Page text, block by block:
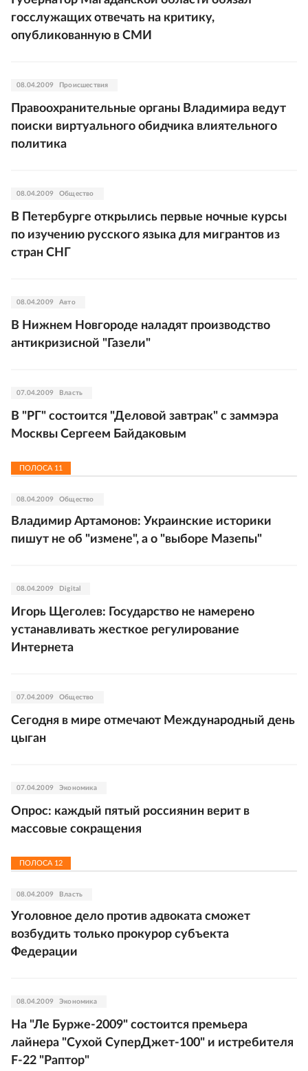
госслужащих отвечать на критику,
опубликованную в СМИ
08.04.2009 Происшествия
Правоохранительные органы Владимира ведут
поиски виртуального обидчика влиятельного
политика
08.04.2009 Общество
В Петербурге открылись первые ночные курсы
по изучению русского языка для мигрантов из
стран СНГ
08.04.2009 Авто
В Нижнем Новгороде наладят производство
антикризисной "Газели"
07.04.2009 Власть
В "РГ" состоится "Деловой завтрак" с заммэра
Москвы Сергеем Байдаковым
ПОЛОСА 11
08.04.2009 Общество
Владимир Артамонов: Украинские историки
пишут не об "измене", а о "выборе Мазепы"
08.04.2009 Digital
Игорь Щеголев: Государство не намерено
устанавливать жесткое регулирование
Интернета
07.04.2009 Общество
Сегодня в мире отмечают Международный день
цыган
07.04.2009 Экономика
Опрос: каждый пятый россиянин верит в
массовые сокращения
ПОЛОСА 12
08.04.2009 Власть
Уголовное дело против адвоката сможет
возбудить только прокурор субъекта
Федерации
08.04.2009 Экономика
На "Ле Бурже-2009" состоится премьера
лайнера "Сухой СуперДжет-100" и истребителя
F-22 "Раптор"